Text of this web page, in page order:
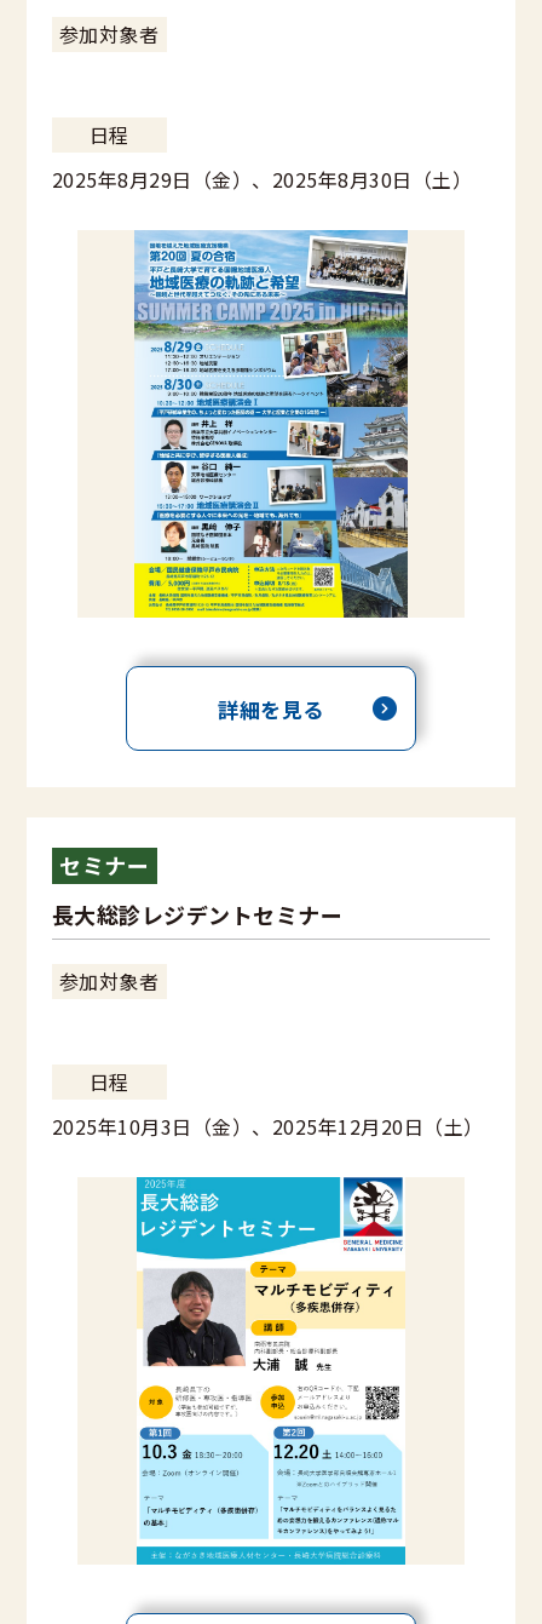
参加対象者
日程
2025年8月29日（金）、2025年8月30日（土）
詳細を見る
セミナー
長大総診レジデントセミナー
参加対象者
日程
2025年10月3日（金）、2025年12月20日（土）